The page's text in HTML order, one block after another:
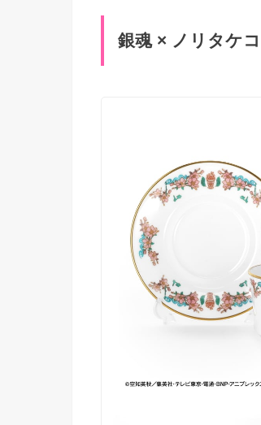
銀魂 × ノリタケ